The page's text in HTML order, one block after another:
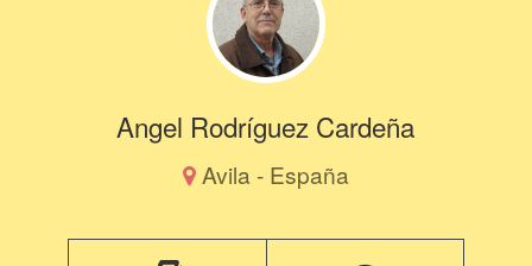
Angel Rodríguez Cardeña
Avila - España